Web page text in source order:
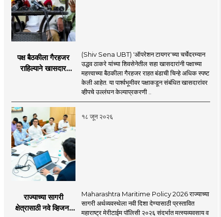
पक्ष बैठकीला गैरहजर
राहिल्याने खासदार
काय सांगतो?
(Shiv Sena UBT) 'ऑपरेशन टायगर'च्या चर्चेदरम्यान
उद्धव ठाकरे यांच्या शिवसेनेतील सहा खासदारांनी पक्षाच्या
महत्त्वाच्या बैठकीला गैरहजर राहत बंडाची चिन्हे अधिक स्पष्ट
केली आहेत. या पार्श्वभूमीवर पक्षाकडून संबंधित खासदारांवर
व्हीपचे उल्लंघन केल्याप्रकरणी ..
१८ जून २०२६
राज्याच्या सागरी
क्षेत्रासाठी नवे व्हिजन;
Maharashtra Maritime Policy 2026 राज्याच्या
सागरी अर्थव्यवस्थेला नवी दिशा देण्यासाठी प्रस्तावित
महाराष्ट्र मेरीटाईम पॉलिसी २०२६ संदर्भात मत्स्यव्यवसाय व